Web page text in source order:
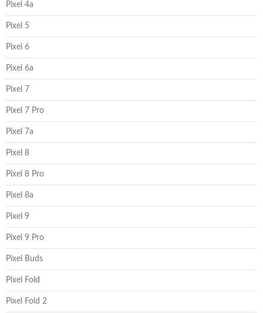
Pixel 4a
Pixel 5
Pixel 6
Pixel 6a
Pixel 7
Pixel 7 Pro
Pixel 7a
Pixel 8
Pixel 8 Pro
Pixel 8a
Pixel 9
Pixel 9 Pro
Pixel Buds
Pixel Fold
Pixel Fold 2